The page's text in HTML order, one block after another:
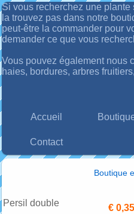
Si vous recherchez une
la trouvez pas dans notre
peut-être la commander pour
demander ce que vous
Vous pouvez également nous
haies, bordures, arbres
Accueil
Contact
Boutique
Persil double € 0,35